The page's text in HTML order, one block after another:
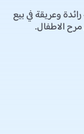
وعريقة في بيع
الاطفال.